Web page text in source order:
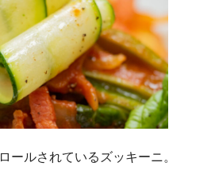
ールされているズッキーニ。